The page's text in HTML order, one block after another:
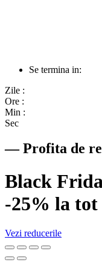
Se termina in:
Zile :
Ore :
Min :
Sec
— Profita de
Black
-25% la tot
Vezi reducerile